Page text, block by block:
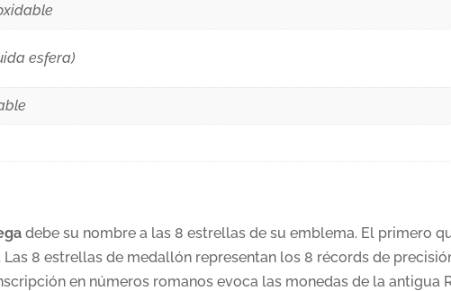
esfera)
debe su nombre a las 8 estrellas de su emblema. El primero
8 estrellas de medallón representan los 8 récords de
en números romanos evoca las monedas de la antigua